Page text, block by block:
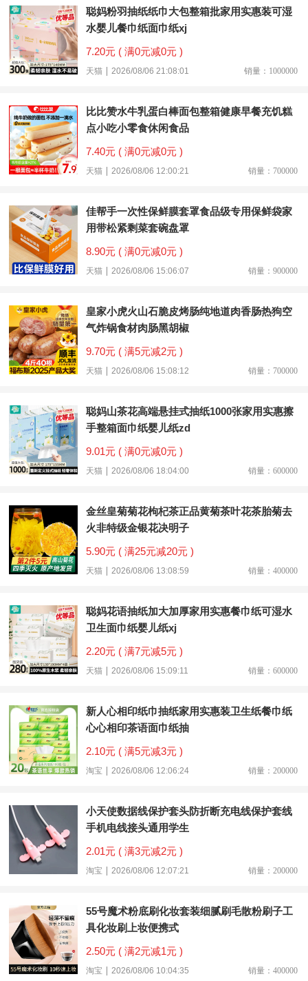
聪妈粉羽抽纸纸巾大包整箱批家用实惠装可湿
水婴儿餐巾纸面巾纸xj
7.20元 ( 满0元减0元 )
天猫 2026/08/06 21:08:01 销量：1000000
比比赞水牛乳蛋白棒面包整箱健康早餐充饥糕
点小吃小零食休闲食品
7.40元 ( 满0元减0元 )
天猫 2026/08/06 12:00:21 销量：700000
佳帮手一次性保鲜膜套罩食品级专用保鲜袋家
用带松紧剩菜套碗盘罩
8.90元 ( 满0元减0元 )
天猫 2026/08/06 15:06:07 销量：900000
皇家小虎火山石脆皮烤肠纯地道肉香肠热狗空
气炸锅食材肉肠黑胡椒
9.70元 ( 满5元减2元 )
天猫 2026/08/06 15:08:12 销量：700000
聪妈山茶花高端悬挂式抽纸1000张家用实惠擦
手整箱面巾纸婴儿纸zd
9.01元 ( 满0元减0元 )
天猫 2026/08/06 18:04:00 销量：600000
金丝皇菊菊花枸杞茶正品黄菊茶叶花茶胎菊去
火非特级金银花决明子
5.90元 ( 满25元减20元 )
天猫 2026/08/06 13:08:59 销量：400000
聪妈花语抽纸加大加厚家用实惠餐巾纸可湿水
卫生面巾纸婴儿纸xj
2.20元 ( 满7元减5元 )
天猫 2026/08/06 15:09:11 销量：600000
新人心相印纸巾抽纸家用实惠装卫生纸餐巾纸
心心相印茶语面巾纸抽
2.10元 ( 满5元减3元 )
淘宝 2026/08/06 12:06:24 销量：200000
小天使数据线保护套头防折断充电线保护套线
手机电线接头通用学生
2.01元 ( 满3元减2元 )
淘宝 2026/08/06 12:07:21 销量：200000
55号魔术粉底刷化妆套装细腻刷毛散粉刷子工
具化妆刷上妆便携式
2.50元 ( 满2元减1元 )
淘宝 2026/08/06 10:04:35 销量：400000